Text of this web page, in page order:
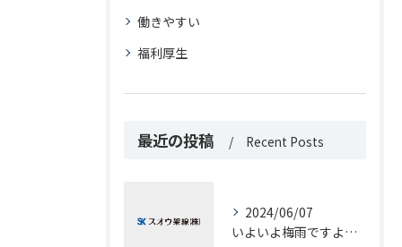
働きやすい
福利厚生
最近の投稿 Recent Posts
2024/06/07
いよいよ梅雨ですよね？